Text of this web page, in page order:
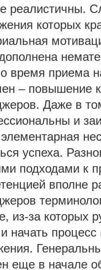
реалистичны.
которых
время приема
– повышение
Даже в
и
успеха.
подходами к
вполне
из-за которых
начать
еще в начале